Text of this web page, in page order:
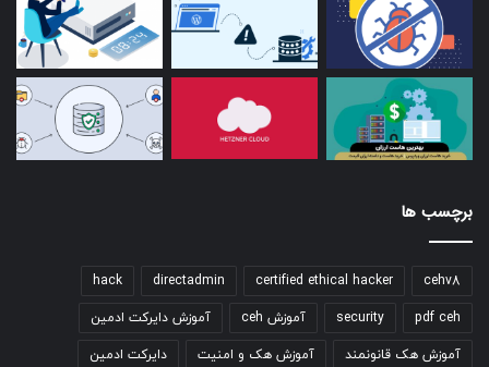
برچسب ها
cehv8
certified ethical hacker
directadmin
hack
pdf ceh
security آموزش ceh آموزش دایرکت ادمین
آموزش هک قانونمند آموزش هک و امنیت دایرکت ادمین